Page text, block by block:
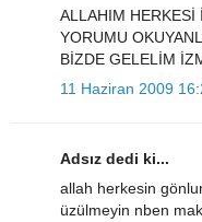
ALLAHIM HERKESİ
YORUMU
BİZDE GELELİM
11 Haziran 2009
Adsız dedi ki...
allah herkesin
üzülmeyin nben